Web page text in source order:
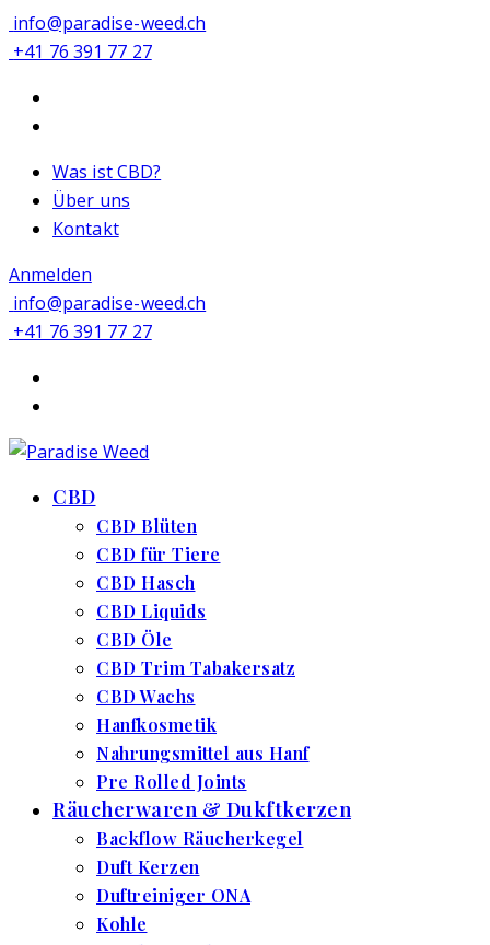
info@paradise-weed.ch
+41 76 391 77 27
Was ist CBD?
Über uns
Kontakt
Anmelden
info@paradise-weed.ch
+41 76 391 77 27
CBD
CBD Blüten
CBD für Tiere
CBD Hasch
CBD Liquids
CBD Öle
CBD Trim Tabakersatz
CBD Wachs
Hanfkosmetik
Nahrungsmittel aus Hanf
Pre Rolled Joints
Räucherwaren & Dukftkerzen
Backflow Räucherkegel
Duft Kerzen
Duftreiniger ONA
Kohle